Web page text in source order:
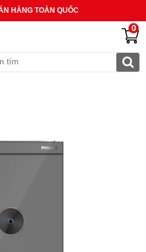
HÀNG TOÀN QUỐC
0